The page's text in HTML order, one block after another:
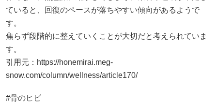
ていると、回復のペースが落ちやすい傾向があるようで
す。
焦らず段階的に整えていくことが大切だと考えられていま
す。
引用元： https://honemirai.meg-
snow.com/column/wellness/article170/
#骨のヒビ